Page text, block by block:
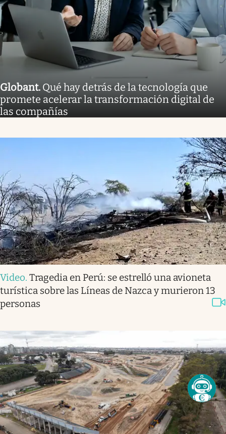
Globant. Qué hay detrás de la tecnología que
promete acelerar la transformación digital de
las compañías
Video. Tragedia en Perú: se estrelló una avioneta
turística sobre las Líneas de Nazca y murieron 13
personas